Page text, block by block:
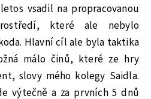
vsadil na propracovanou
které ale nebylo
Hlavní cíl ale byla taktika
málo činů, které ze hry
slovy mého kolegy Saidla.
výtečně a za prvních 5 dnů